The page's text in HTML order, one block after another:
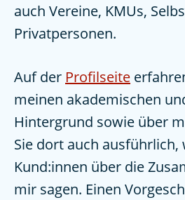
auch Vereine, KMUs,
Privatpersonen.
Auf der Profilseite
meinen akademischen
Hintergrund sowie über
Sie dort auch ausführlich,
Kund:innen über die
mir sagen. Einen